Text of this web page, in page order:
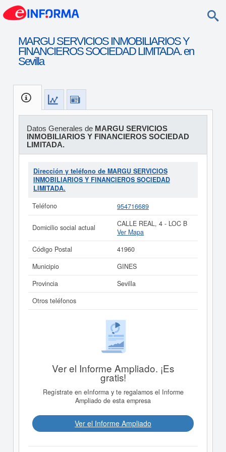
MARGU SERVICIOS INMOBILIARIOS Y
FINANCIEROS SOCIEDAD LIMITADA. en
Sevilla
Datos Generales de MARGU SERVICIOS
INMOBILIARIOS Y FINANCIEROS SOCIEDAD
LIMITADA.
Dirección y teléfono de MARGU SERVICIOS
INMOBILIARIOS Y FINANCIEROS SOCIEDAD
LIMITADA.
Teléfono
954716689
Domicilio social actual
CALLE REAL, 4 - LOC B
Ver Mapa
Código Postal
41960
Municipio
GINES
Provincia
Sevilla
Otros teléfonos
Ver el Informe Ampliado. ¡Es
gratis!
Regístrate en eInforma y te regalamos el Informe
Ampliado de esta empresa
Ver el Informe Ampliado